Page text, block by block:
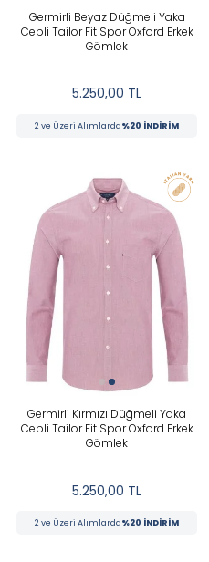
Çok Renkli
Haki
Lacivert
Mor
Pembe
FIYAT
Tüm Filtreleri Kaldır
Germirli Beyaz Düğmeli Yaka
Cepli Tailor Fit Spor Oxford Erkek
Gömlek
5.250,00 TL
2 ve Üzeri Alımlarda%20 İNDİRİM
Germirli Kırmızı Düğmeli Yaka
Cepli Tailor Fit Spor Oxford Erkek
Gömlek
5.250,00 TL
2 ve Üzeri Alımlarda%20 İNDİRİM